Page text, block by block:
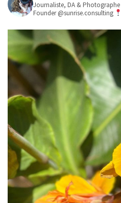
Journaliste, DA & Photographe
Founder @sunrise.consulting